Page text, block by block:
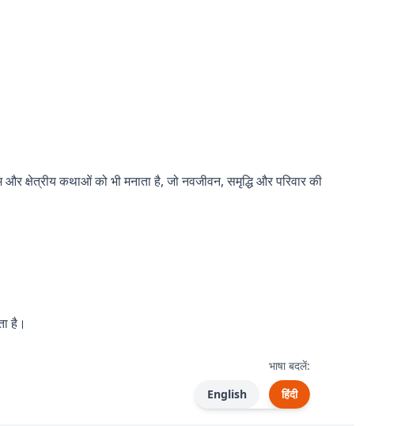
क्षेत्रीय कथाओं को भी मनाता है, जो नवजीवन, समृद्धि और परिवार की
है।
भाषा बदलें:
English
हिंदी